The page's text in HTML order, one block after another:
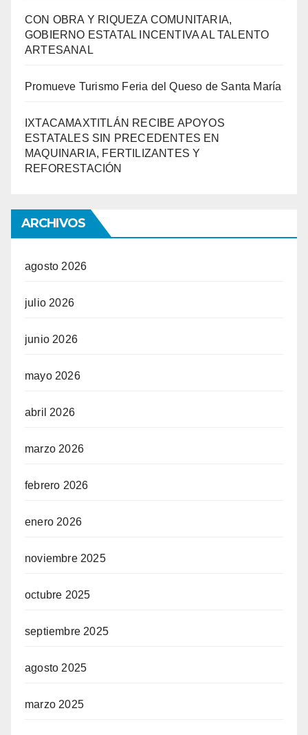
CON OBRA Y RIQUEZA COMUNITARIA,
GOBIERNO ESTATAL INCENTIVA AL TALENTO
ARTESANAL
Promueve Turismo Feria del Queso de Santa María
IXTACAMAXTITLÁN RECIBE APOYOS
ESTATALES SIN PRECEDENTES EN
MAQUINARIA, FERTILIZANTES Y
REFORESTACIÓN
ARCHIVOS
agosto 2026
julio 2026
junio 2026
mayo 2026
abril 2026
marzo 2026
febrero 2026
enero 2026
noviembre 2025
octubre 2025
septiembre 2025
agosto 2025
marzo 2025